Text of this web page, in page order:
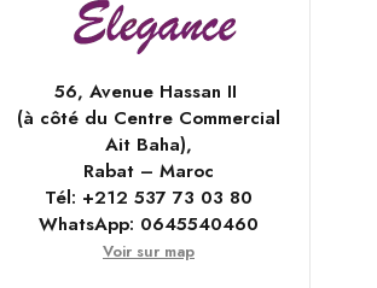
56, Avenue Hassan II
(à côté du Centre Commercial
Ait Baha),
Rabat – Maroc
Tél: +212 537 73 03 80
WhatsApp: 0645540460
Voir sur map